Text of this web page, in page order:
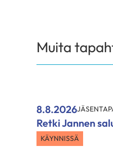
Muita
8.8.2026
Retki Jannen
KÄYNNISSÄ